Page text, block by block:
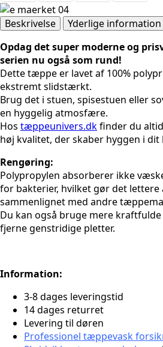
Beskrivelse
Yderlige information
Opdag det super moderne og
serien nu også som rund!
Dette tæppe er lavet af 100%
ekstremt slidstærkt.
Brug det i stuen, spisestuen eller
en hyggelig atmosfære.
Hos tæppeunivers.dkfinder du
høj kvalitet, der skaber hyggen i dit
Rengøring:
Polypropylen absorberer ikke
for bakterier, hvilket gør det lettere
sammenlignet med andre
Du kan også bruge mere
fjerne genstridige pletter.
Information:
3-8 dages leveringstid
14 dages returret
Levering til døren
Professionel tæppevask